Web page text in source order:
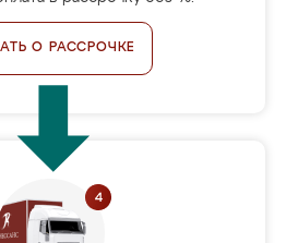
О РАССРОЧКЕ